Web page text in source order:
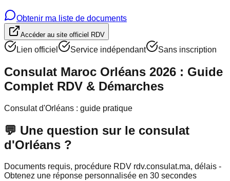
Obtenir ma liste de documents
Accéder au site officiel RDV
Lien officiel Service indépendant Sans inscription
Consulat Maroc Orléans 2026 : Guide
Complet RDV & Démarches
Consulat d'Orléans : guide pratique
💬 Une question sur le consulat
d'Orléans ?
Documents requis, procédure RDV rdv.consulat.ma, délais -
Obtenez une réponse personnalisée en 30 secondes